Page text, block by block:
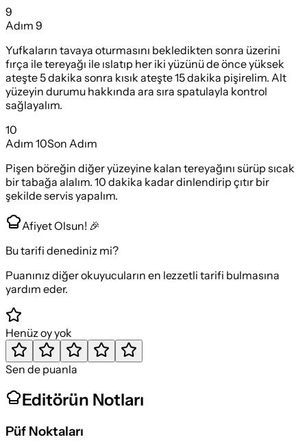
9
Adım 9
Yufkaların tavaya oturmasını bekledikten sonra üzerini
fırça ile tereyağı ile ıslatıp her iki yüzünü de önce yüksek
ateşte 5 dakika sonra kısık ateşte 15 dakika pişirelim. Alt
yüzeyin durumu hakkında ara sıra spatulayla kontrol
sağlayalım.
10
Adım 10Son Adım
Pişen böreğin diğer yüzeyine kalan tereyağını sürüp sıcak
bir tabağa alalım. 10 dakika kadar dinlendirip çıtır bir
şekilde servis yapalım.
Afiyet Olsun! 🎉
Bu tarifi denediniz mi?
Puanınız diğer okuyucuların en lezzetli tarifi bulmasına
yardım eder.
Henüz oy yok
Sen de puanla
Editörün Notları
Püf Noktaları